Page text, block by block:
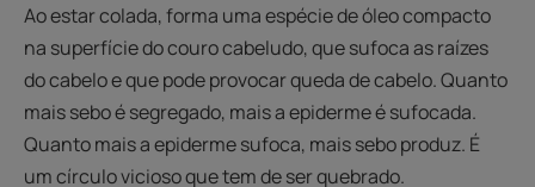
Ao estar colada, forma uma espécie de óleo compacto
na superfície do couro cabeludo, que sufoca as raízes
do cabelo e que pode provocar queda de cabelo. Quanto
mais sebo é segregado, mais a epiderme é sufocada.
Quanto mais a epiderme sufoca, mais sebo produz. É
um círculo vicioso que tem de ser quebrado.